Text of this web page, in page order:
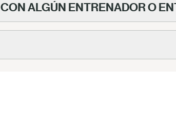
ALGÚN ENTRENADOR O